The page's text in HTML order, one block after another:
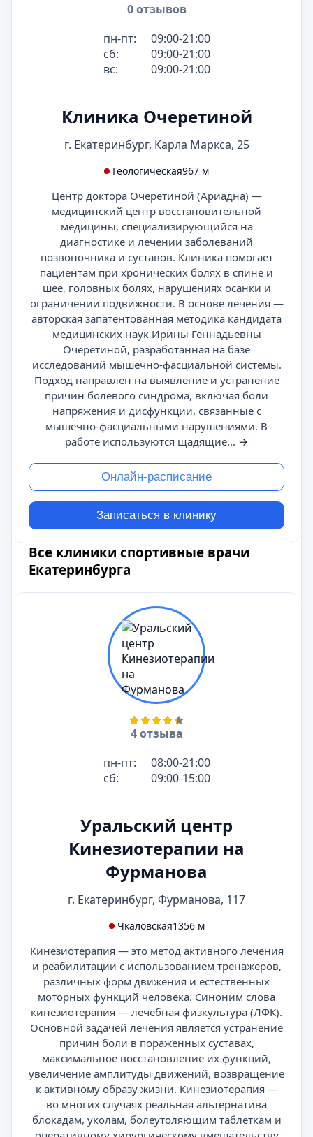
0 отзывов
пн-пт:
09:00-21:00
сб:
09:00-21:00
вс:
09:00-21:00
Клиника Очеретиной
г. Екатеринбург, Карла Маркса, 25
Геологическая967 м
Центр доктора Очеретиной (Ариадна) —
медицинский центр восстановительной
медицины, специализирующийся на
диагностике и лечении заболеваний
позвоночника и суставов. Клиника помогает
пациентам при хронических болях в спине и
шее, головных болях, нарушениях осанки и
ограничении подвижности. В основе лечения —
авторская запатентованная методика кандидата
медицинских наук Ирины Геннадьевны
Очеретиной, разработанная на базе
исследований мышечно-фасциальной системы.
Подход направлен на выявление и устранение
причин болевого синдрома, включая боли
напряжения и дисфункции, связанные с
мышечно-фасциальными нарушениями. В
работе используются щадящие... →
Онлайн-расписание
Записаться в клинику
Все клиники спортивные врачи
Екатеринбурга
4 отзыва
пн-пт:
08:00-21:00
сб:
09:00-15:00
Уральский центр
Кинезиотерапии на
Фурманова
г. Екатеринбург, Фурманова, 117
Чкаловская1356 м
Кинезиотерапия — это метод активного лечения
и реабилитации с использованием тренажеров,
различных форм движения и естественных
моторных функций человека. Синоним слова
кинезиотерапия — лечебная физкультура (ЛФК).
Основной задачей лечения является устранение
причин боли в пораженных суставах,
максимальное восстановление их функций,
увеличение амплитуды движений, возвращение
к активному образу жизни. Кинезиотерапия —
во многих случаях реальная альтернатива
блокадам, уколам, болеутоляющим таблеткам и